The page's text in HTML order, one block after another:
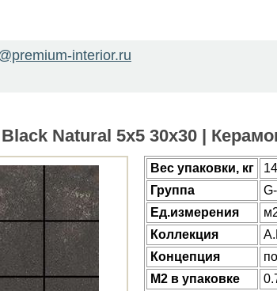
interior.ru
Natural 5x5 30x30 |
Веc упаковки, кг
Группа
Ед.измерения
Коллекция
Концепция
М2 в упаковке